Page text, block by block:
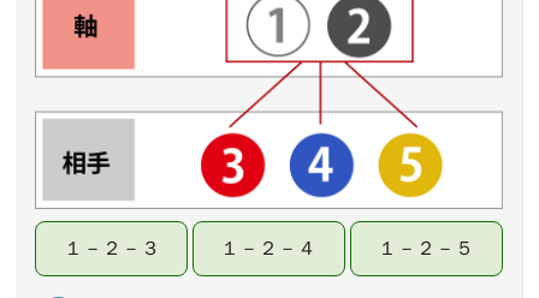
１－２－３ １－２－４ １－２－５